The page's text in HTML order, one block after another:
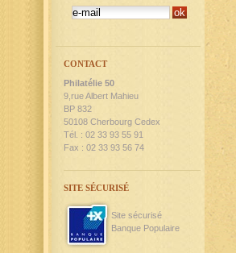
CONTACT
Philatélie 50
9,rue Albert Mahieu
BP 832
50108 Cherbourg Cedex
Tél. : 02 33 93 55 91
Fax : 02 33 93 56 74
SITE SÉCURISÉ
Site sécurisé
Banque Populaire